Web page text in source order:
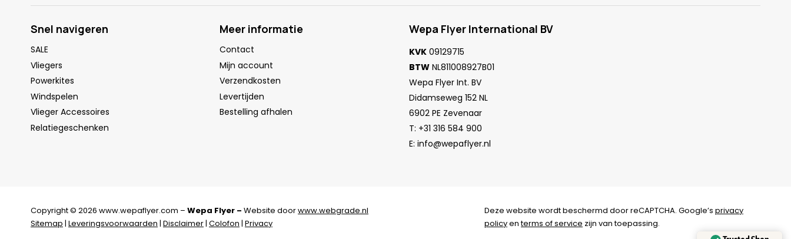
Snel navigeren
SALE
Vliegers
Powerkites
Windspelen
Vlieger Accessoires
Relatiegeschenken
Meer informatie
Contact
Mijn account
Verzendkosten
Levertijden
Bestelling afhalen
Wepa Flyer International BV
KVK09129715
BTWNL811008927B01
Wepa Flyer Int. BV
Didamseweg 152 NL
6902 PE Zevenaar
T: +31 316 584 900
E: info@wepaflyer.nl
Copyright © 2026 www.wepaflyer.com – Wepa Flyer – Website doorwww.webgrade.nl
Sitemap | Leveringsvoorwaarden | Disclaimer| Colofon | Privacy
Deze website wordt beschermd door reCAPTCHA. Google’s privacy
policyenterms of service zijn van toepassing.